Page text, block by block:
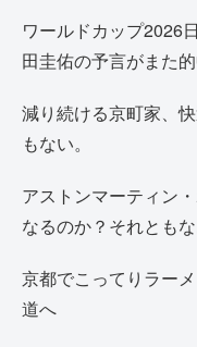
ワールドカップ2026
田圭佑の予言がまた
減り続ける京町家、
もない。
アストンマーティン
なるのか？それとも
京都でこってりラー
道へ